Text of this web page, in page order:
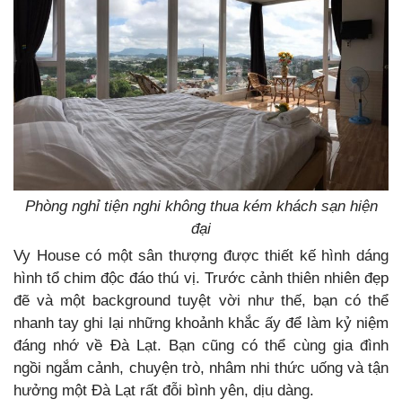
Phòng nghỉ tiện nghi không thua kém khách sạn hiện
đại
Vy House có một sân thượng được thiết kế hình dáng
hình tổ chim độc đáo thú vị. Trước cảnh thiên nhiên đẹp
đẽ và một background tuyệt vời như thế, bạn có thể
nhanh tay ghi lại những khoảnh khắc ấy để làm kỷ niệm
đáng nhớ về Đà Lạt. Bạn cũng có thể cùng gia đình
ngồi ngắm cảnh, chuyện trò, nhâm nhi thức uống và tận
hưởng một Đà Lạt rất đỗi bình yên, dịu dàng.